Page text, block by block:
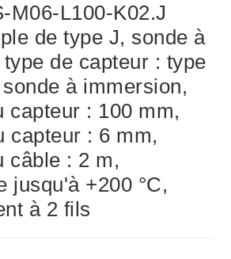
M06-L100-K02.J
de type J, sonde à
de capteur : type
à immersion,
capteur : 100 mm,
capteur : 6 mm,
câble : 2 m,
jusqu'à +200 °C,
à 2 fils